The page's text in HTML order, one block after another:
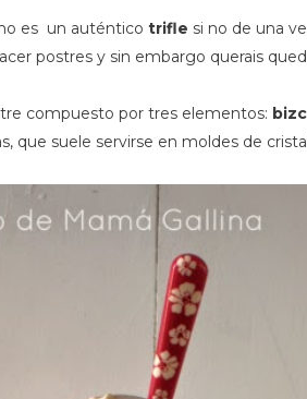
es un auténtico trifle si no de una
postres y sin embargo querais
compuesto por tres elementos:
que suele servirse en moldes de